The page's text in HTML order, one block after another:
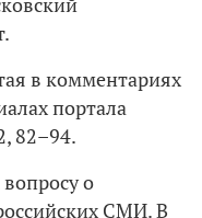
в комментариях
портала
82–94.
о
СМИ. В